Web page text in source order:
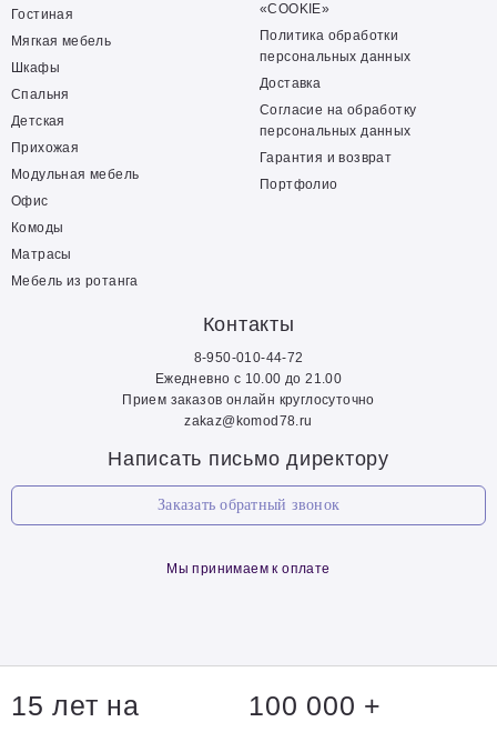
Гостиная
Мягкая мебель
Шкафы
Спальня
Детская
Прихожая
Модульная мебель
Офис
Комоды
Матрасы
Мебель из ротанга
«COOKIE»
Политика обработки
персональных данных
Доставка
Согласие на обработку
персональных данных
Гарантия и возврат
Портфолио
Контакты
8-950-010-44-72
Ежедневно с 10.00 до 21.00
Прием заказов онлайн круглосуточно
zakaz@komod78.ru
Написать письмо директору
Заказать обратный звонок
Мы принимаем к оплате
15 лет на
100 000 +